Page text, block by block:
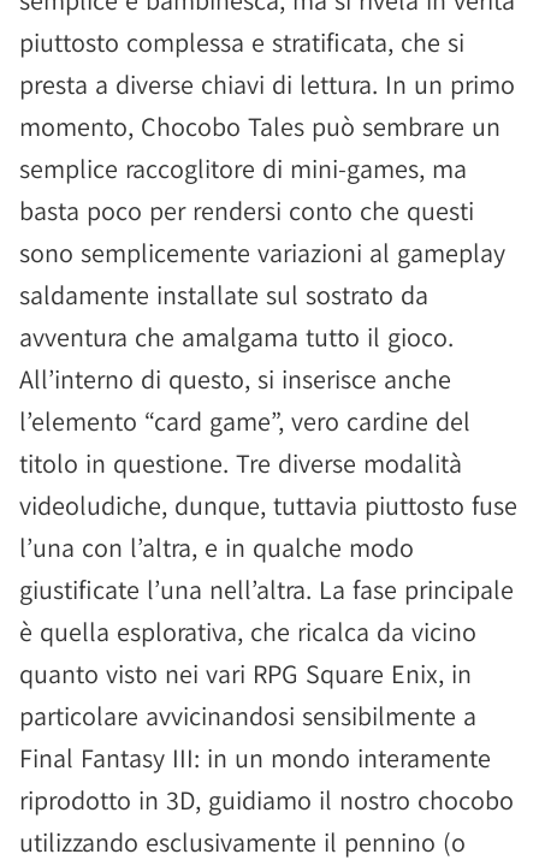
piuttosto complessa e stratificata, che si
presta a diverse chiavi di lettura. In un primo
momento, Chocobo Tales può sembrare un
semplice raccoglitore di mini-games, ma
basta poco per rendersi conto che questi
sono semplicemente variazioni al gameplay
saldamente installate sul sostrato da
avventura che amalgama tutto il gioco.
All’interno di questo, si inserisce anche
l’elemento “card game”, vero cardine del
titolo in questione. Tre diverse modalità
videoludiche, dunque, tuttavia piuttosto fuse
l’una con l’altra, e in qualche modo
giustificate l’una nell’altra. La fase principale
è quella esplorativa, che ricalca da vicino
quanto visto nei vari RPG Square Enix, in
particolare avvicinandosi sensibilmente a
Final Fantasy III: in un mondo interamente
riprodotto in 3D, guidiamo il nostro chocobo
utilizzando esclusivamente il pennino (o